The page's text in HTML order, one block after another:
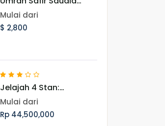
Landing Jeddah 21
Desember 2026
Mulai dari
$ 2,800
Jelajah 4 Stan:
Menembus Keindahan
Asia Tengah dan Jejak
Peradaban Islam
Mulai dari
Rp 44,500,000